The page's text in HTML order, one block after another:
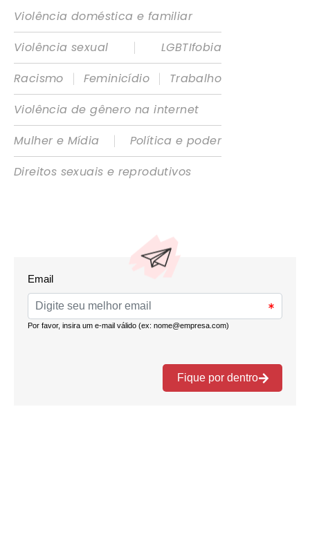
Violência doméstica e familiar
Violência sexual
|
LGBTIfobia
Racismo
| Feminicídio |
Trabalho
Violência de gênero na internet
Mulher e Mídia
|
Política e poder
Direitos sexuais e reprodutivos